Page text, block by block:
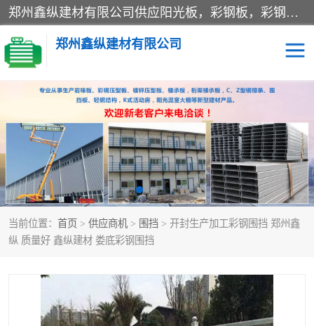
郑州鑫纵建材有限公司供应阳光板，彩钢板，彩钢钢构工程是一家集生产销售租赁安装于一体的企业，主要生产PC采光板，耐力板，仿古琉璃采光板，岩棉板、彩钢压型板、镀锌压型板、桁架楼承板，C、Z型钢檩条、围挡板、轻钢结构，阳光温室大棚等新型建材产品。公司旗下有多台移动式高空压瓦机租赁，承接全国各地业务，专业对外租赁各种型号压瓦机。
郑州鑫纵建材有限公司
当前位置： 首页 > 供应商机 > 围挡 > 开封生产加工彩钢围挡 郑州鑫
纵 质量好 鑫纵建材 娄底彩钢围挡
高空瓦机租赁 ASA合成树脂仿古瓦
CZ型钢 FRP采光板
PC多层板 PC耐力板
建筑围挡 楼层板
钢结构配件